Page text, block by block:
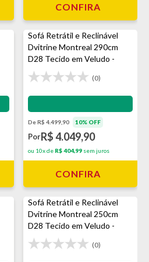
CONFIRA
Sofá Retrátil e Reclinável
Dvitrine Montreal 290cm
D28 Tecido em Veludo -
Prata
(0)
Impermeabilização - VEDA
De R$ 4.499,90 10% OFF
PorR$ 4.049,90
ou 10x de R$ 404,99 sem juros
CONFIRA
Sofá Retrátil e Reclinável
Dvitrine Montreal 250cm
D28 Tecido em Veludo -
Prata
(0)